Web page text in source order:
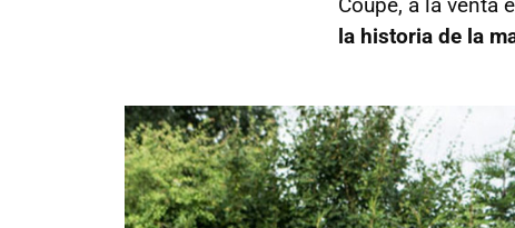
Coupé, a la venta
la historia de la